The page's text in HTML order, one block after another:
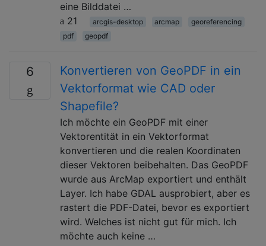
eine Bilddatei …
21
arcgis-desktop arcmap
georeferencing
pdf
geopdf
6
Konvertieren von GeoPDF in ein
Vektorformat wie CAD oder
Shapefile?
Ich möchte ein GeoPDF mit einer
Vektorentität in ein Vektorformat
konvertieren und die realen Koordinaten
dieser Vektoren beibehalten. Das GeoPDF
wurde aus ArcMap exportiert und enthält
Layer. Ich habe GDAL ausprobiert, aber es
rastert die PDF-Datei, bevor es exportiert
wird. Welches ist nicht gut für mich. Ich
möchte auch keine …